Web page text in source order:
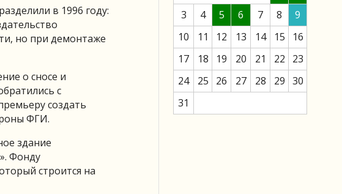
в 1996 году:
но при демонтаже
о сносе и
с
создать
ФГИ.
здание
Фонду
строится на
3
4 5 6 7 8
9
10
11 12 13 14 15
16
17
18 19 20 21 22
23
24
25 26 27 28 29 30
31